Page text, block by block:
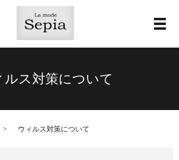
メ
ルス対策について
ウィルス対策について